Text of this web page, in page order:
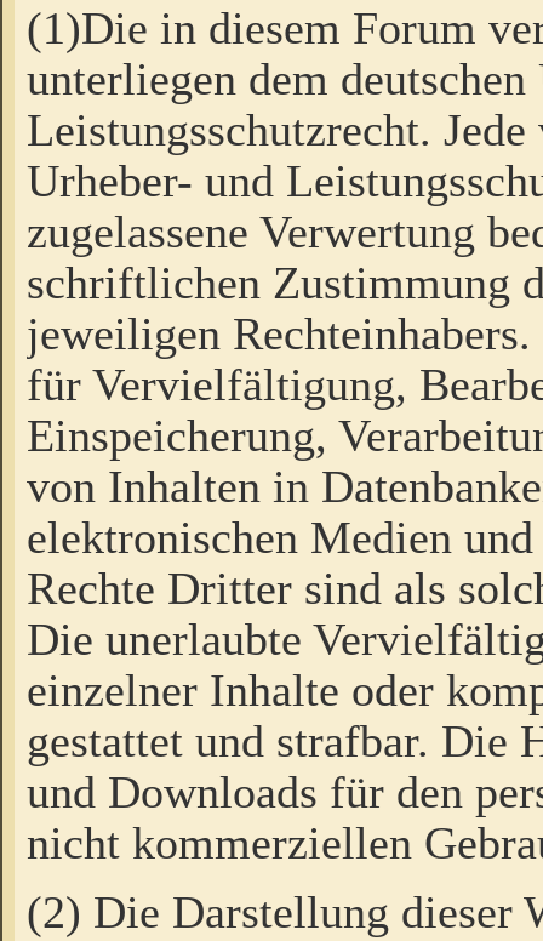
(1)Die in diesem Forum
unterliegen dem
Leistungsschutzrecht.
Urheber- und
zugelassene Verwertung
schriftlichen Zustimmung
jeweiligen
für Vervielfältigung,
Einspeicherung,
von Inhalten in
elektronischen Medien
Rechte Dritter sind als
Die unerlaubte
einzelner Inhalte oder
gestattet und strafbar. Die
und Downloads für den
nicht kommerziellen
(2) Die Darstellung dieser